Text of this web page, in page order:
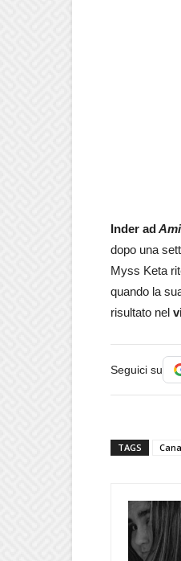
Inder ad
dopo una
Myss Keta
quando la
risultato nel
Seguici su
TAGS